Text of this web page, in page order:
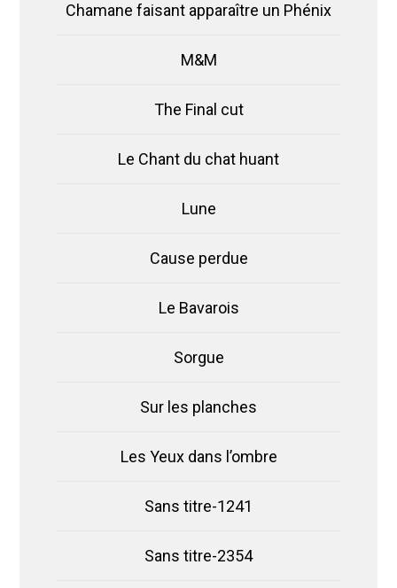
Chamane faisant apparaître un Phénix
M&M
The Final cut
Le Chant du chat huant
Lune
Cause perdue
Le Bavarois
Sorgue
Sur les planches
Les Yeux dans l’ombre
Sans titre-1241
Sans titre-2354